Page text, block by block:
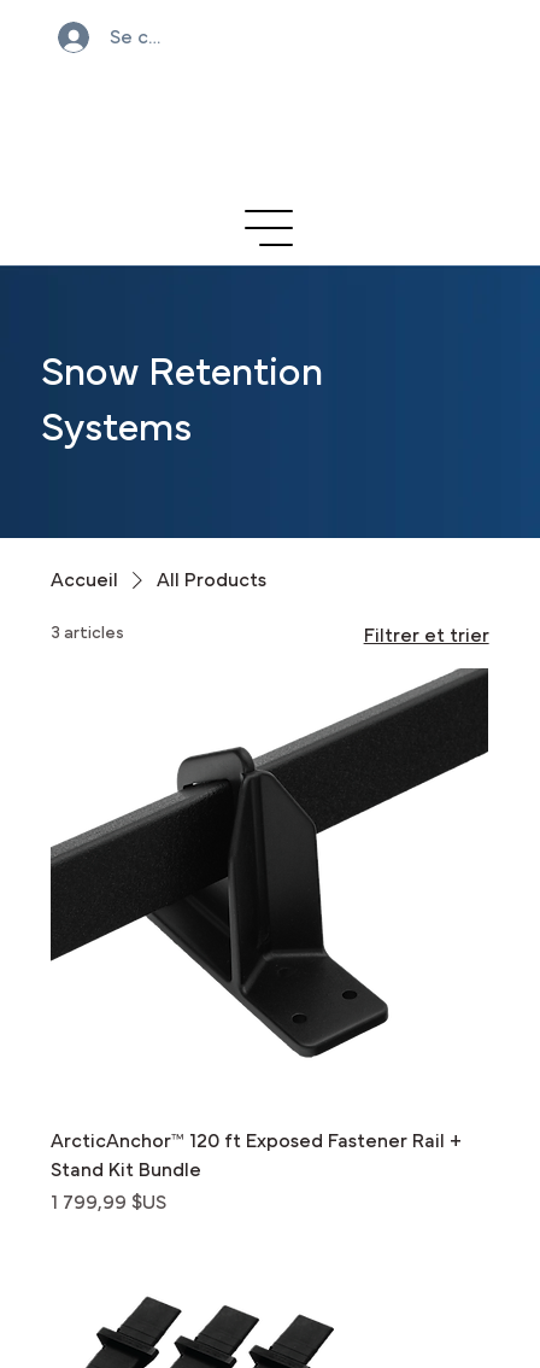
Se connecter
Snow Retention
Systems
Accueil All Products
3 articles Filtrer et trier
ArcticAnchor™ 120 ft Exposed Fastener Rail +
Stand Kit Bundle
Prix
1 799,99 $US